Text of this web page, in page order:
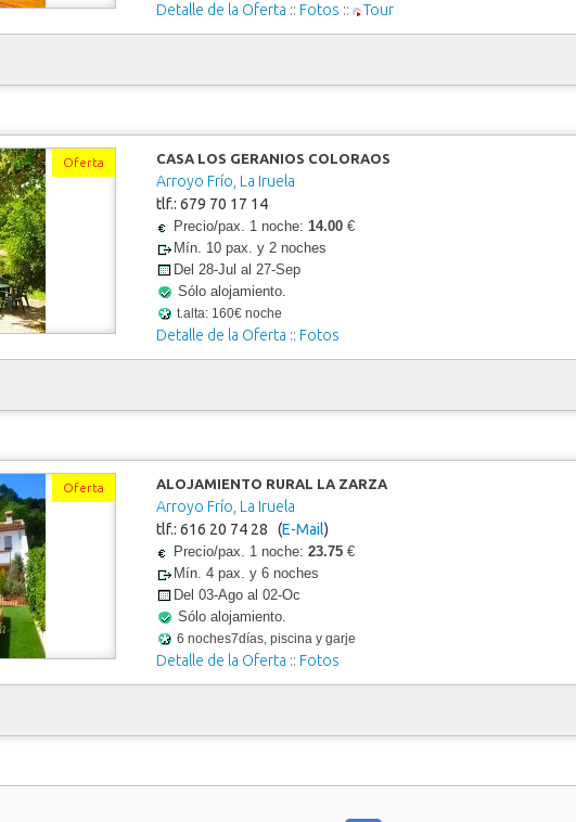
Detalle de la Oferta :: Fotos :: Tour
Oferta CASA LOS GERANIOS COLORAOS
Arroyo Frío, La Iruela
tlf.: 679 70 17 14
Precio/pax. 1 noche:14.00 €
Mín. 10 pax. y 2 noches
Del 28-Jul al 27-Sep
Sólo alojamiento.
t.alta: 160€ noche
Detalle de la Oferta :: Fotos
Oferta ALOJAMIENTO RURAL LA ZARZA
Arroyo Frío, La Iruela
tlf.: 616 20 74 28 (E-Mail)
Precio/pax. 1 noche:23.75 €
Mín. 4 pax. y 6 noches
Del 03-Ago al 02-Oc
Sólo alojamiento.
6 noches7días, piscina y garje
Detalle de la Oferta :: Fotos